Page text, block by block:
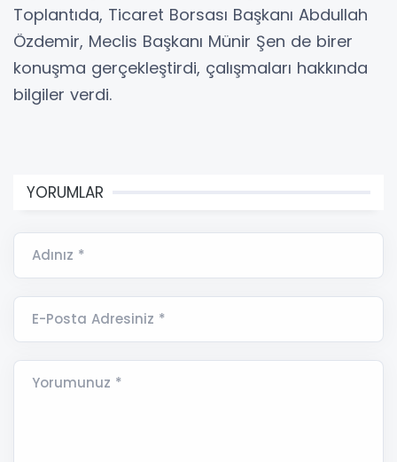
Toplantıda, Ticaret Borsası Başkanı Abdullah
Özdemir, Meclis Başkanı Münir Şen de birer
konuşma gerçekleştirdi, çalışmaları hakkında
bilgiler verdi.
YORUMLAR
Adınız *
E-Posta Adresiniz *
Yorumunuz *